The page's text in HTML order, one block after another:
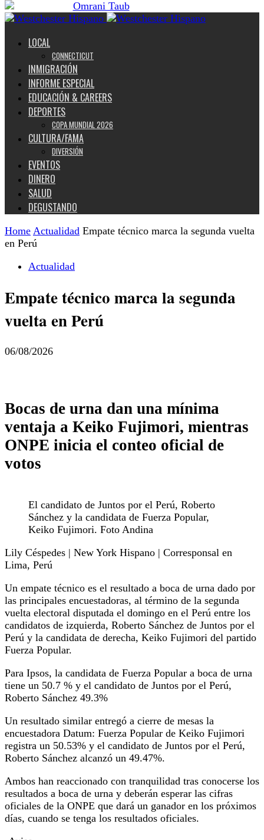
LOCAL
CONNECTICUT
INMIGRACIÓN
INFORME ESPECIAL
EDUCACIÓN & CAREERS
DEPORTES
COPA MUNDIAL 2026
CULTURA/FAMA
DIVERSIÓN
EVENTOS
DINERO
SALUD
DEGUSTANDO
Home Actualidad Empate técnico marca la segunda vuelta
en Perú
Actualidad
Empate técnico marca la segunda
vuelta en Perú
06/08/2026
Bocas de urna dan una mínima
ventaja a Keiko Fujimori, mientras
ONPE inicia el conteo oficial de
votos
El candidato de Juntos por el Perú, Roberto
Sánchez y la candidata de Fuerza Popular,
Keiko Fujimori. Foto Andina
Lily Céspedes | New York Hispano | Corresponsal en
Lima, Perú
Un empate técnico es el resultado a boca de urna dado por
las principales encuestadoras, al término de la segunda
vuelta electoral disputada el domingo en el Perú entre los
candidatos de izquierda, Roberto Sánchez de Juntos por el
Perú y la candidata de derecha, Keiko Fujimori del partido
Fuerza Popular.
Para Ipsos, la candidata de Fuerza Popular a boca de urna
tiene un 50.7 % y el candidato de Juntos por el Perú,
Roberto Sánchez 49.3%
Un resultado similar entregó a cierre de mesas la
encuestadora Datum: Fuerza Popular de Keiko Fujimori
registra un 50.53% y el candidato de Juntos por el Perú,
Roberto Sánchez alcanzó un 49.47%.
Ambos han reaccionado con tranquilidad tras conocerse los
resultados a boca de urna y deberán esperar las cifras
oficiales de la ONPE que dará un ganador en los próximos
días, cuando se tenga los resultados oficiales.